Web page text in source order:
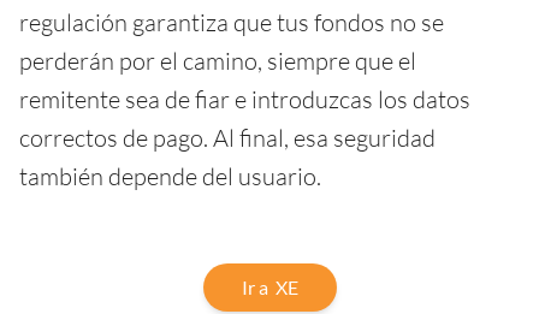
regulación garantiza que tus fondos no se
perderán por el camino, siempre que el
remitente sea de fiar e introduzcas los datos
correctos de pago. Al final, esa seguridad
también depende del usuario.
Ir a XE